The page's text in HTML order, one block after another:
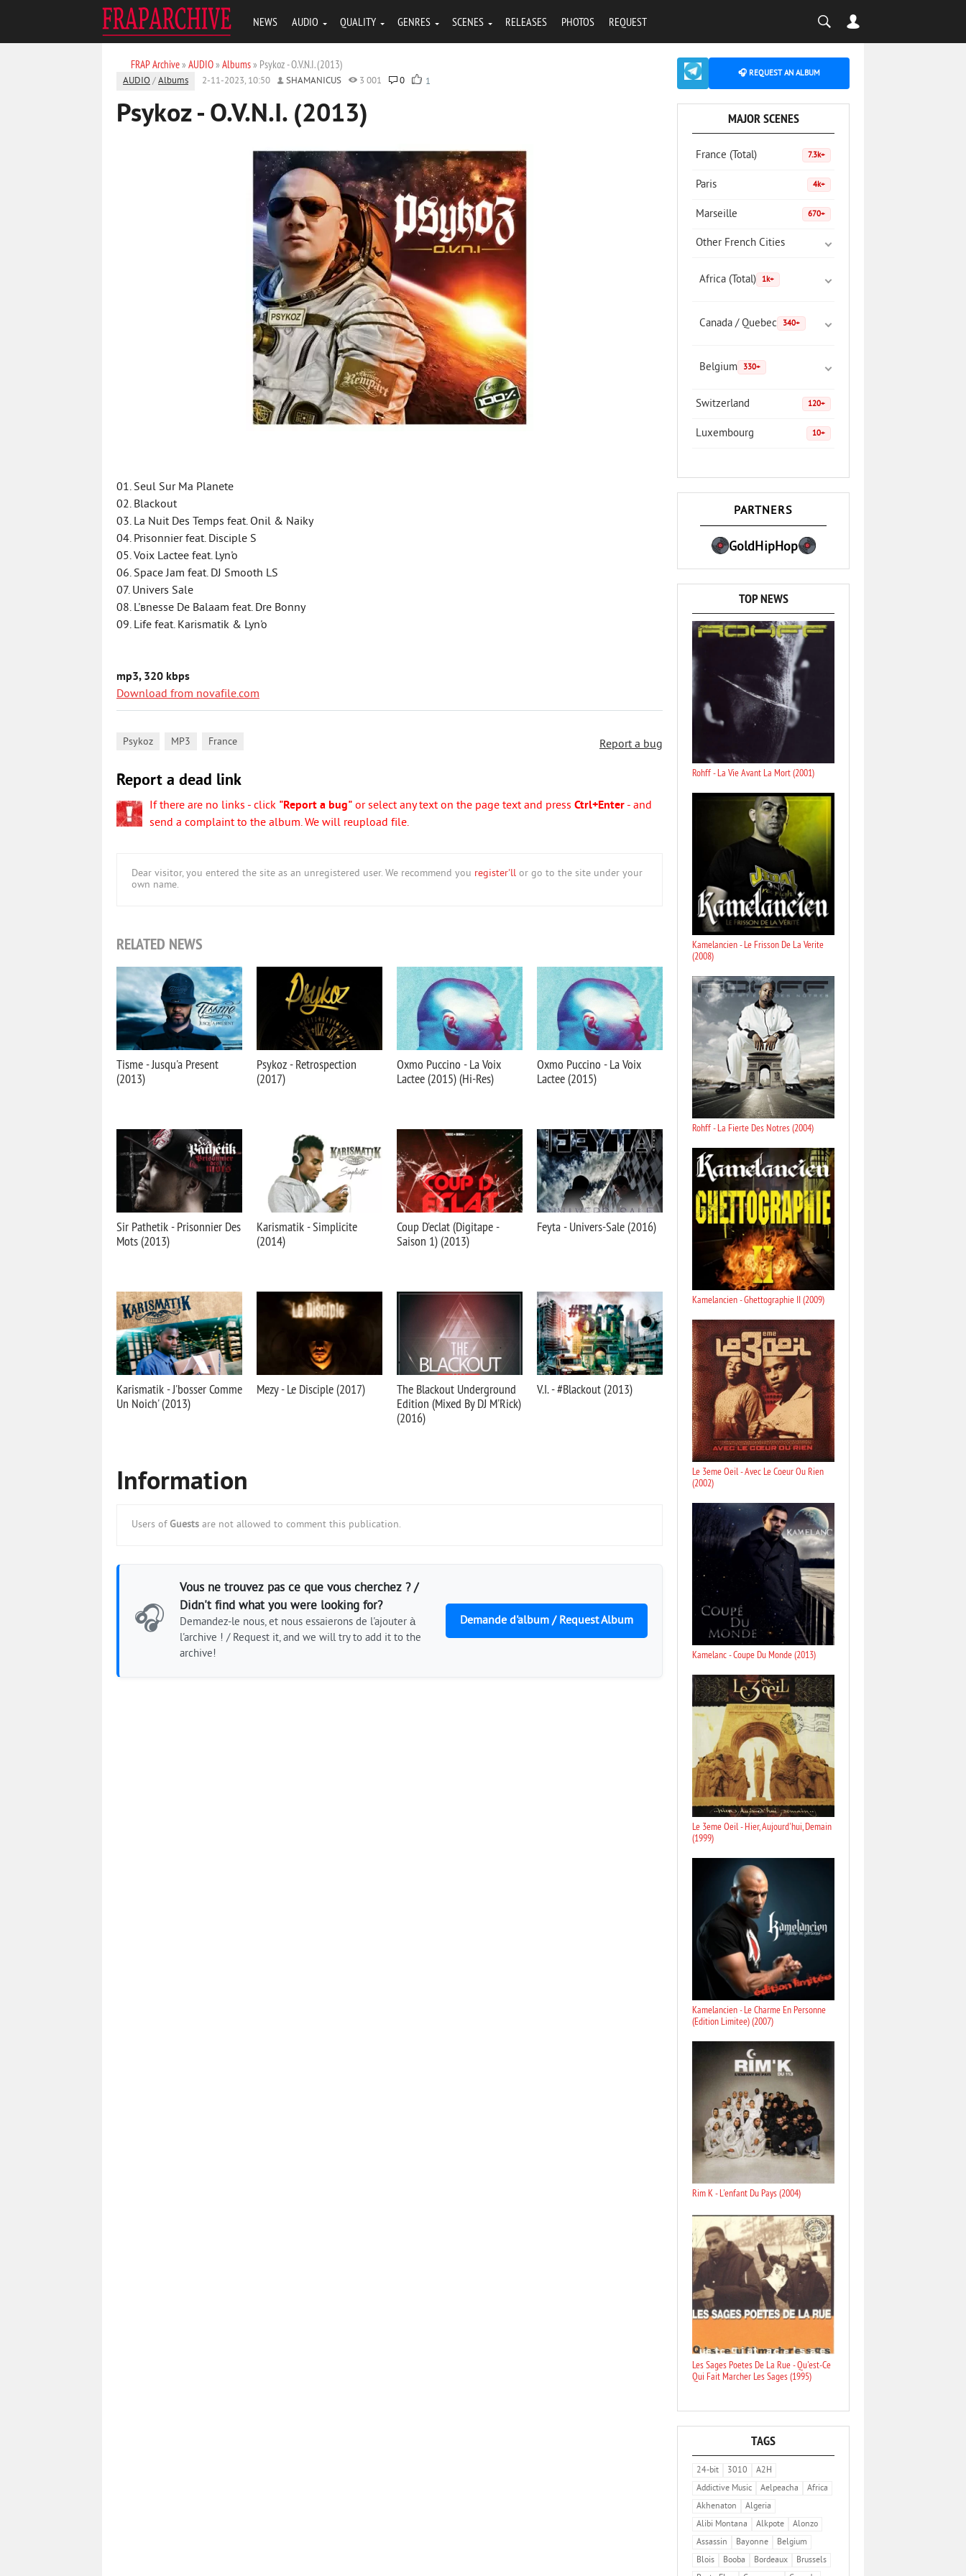
NEWS AUDIO QUALITY GENRES SCENES RELEASES PHOTOS REQUEST
FRAP Archive» AUDIO» Albums» Psykoz - O.V.N.I. (2013)
AUDIO /Albums 2-11-2023, 10:50 SHAMANICUS 3 001 0 1
Psykoz - O.V.N.I. (2013)
01. Seul Sur Ma Planete
02. Blackout
03. La Nuit Des Temps feat. Onil & Naiky
04. Prisonnier feat. Disciple S
05. Voix Lactee feat. Lyn'o
06. Space Jam feat. DJ Smooth LS
07. Univers Sale
08. L'вnesse De Balaam feat. Dre Bonny
09. Life feat. Karismatik & Lyn'o
mp3, 320 kbps
Download from novafile.com
Report a bug
Psykoz MP3 France
Report a dead link
If there are no links - click "Report a bug" or select any text on the page text and press Ctrl+Enter - and
send a complaint to the album. We will reupload file.
Dear visitor, you entered the site as an unregistered user. We recommend you register'll or go to the site under your
own name.
RELATED NEWS
Tisme - Jusqu'a Present
(2013)
Psykoz - Retrospection
(2017)
Oxmo Puccino - La Voix
Lactee (2015) (Hi-Res)
Oxmo Puccino - La Voix
Lactee (2015)
Sir Pathetik - Prisonnier Des
Mots (2013)
Karismatik - Simplicite
(2014)
Coup D'eclat (Digitape -
Saison 1) (2013)
Feyta - Univers-Sale (2016)
Karismatik - J'bosser Comme
Un Noich' (2013)
Mezy - Le Disciple (2017)
The Blackout Underground
Edition (Mixed By DJ M'Rick)
(2016)
V.I. - #Blackout (2013)
Information
Users of Guests are not allowed to comment this publication.
🎧
Vous ne trouvez pas ce que vous cherchez ? /
Didn't find what you were looking for?
Demandez-le nous, et nous essaierons de l'ajouter à
l'archive ! / Request it, and we will try to add it to the
archive!
Demande d'album / Request Album
🎧 REQUEST AN ALBUM
MAJOR SCENES
France (Total) 7.3k+
Paris 4k+
Marseille 670+
Other French Cities
Africa (Total) 1k+
Canada / Quebec 340+
Belgium 330+
Switzerland 120+
Luxembourg 10+
PARTNERS
GoldHipHop
TOP NEWS
Rohff - La Vie Avant La Mort (2001)
Kamelancien - Le Frisson De La Verite
(2008)
Rohff - La Fierte Des Notres (2004)
Kamelancien - Ghettographie II (2009)
Le 3eme Oeil - Avec Le Coeur Ou Rien
(2002)
Kamelanc - Coupe Du Monde (2013)
Le 3eme Oeil - Hier, Aujourd'hui, Demain
(1999)
Kamelancien - Le Charme En Personne
(Edition Limitee) (2007)
Rim K - L'enfant Du Pays (2004)
Les Sages Poetes De La Rue - Qu'est-Ce
Qui Fait Marcher Les Sages (1995)
TAGS
24-bit 3010
A2H
Addictive Music
Aelpeacha
Africa
Akhenaton
Algeria
Alibi Montana
Alkpote
Alonzo
Assassin
Bayonne
Belgium
Blois
Booba Bordeaux
Brussels